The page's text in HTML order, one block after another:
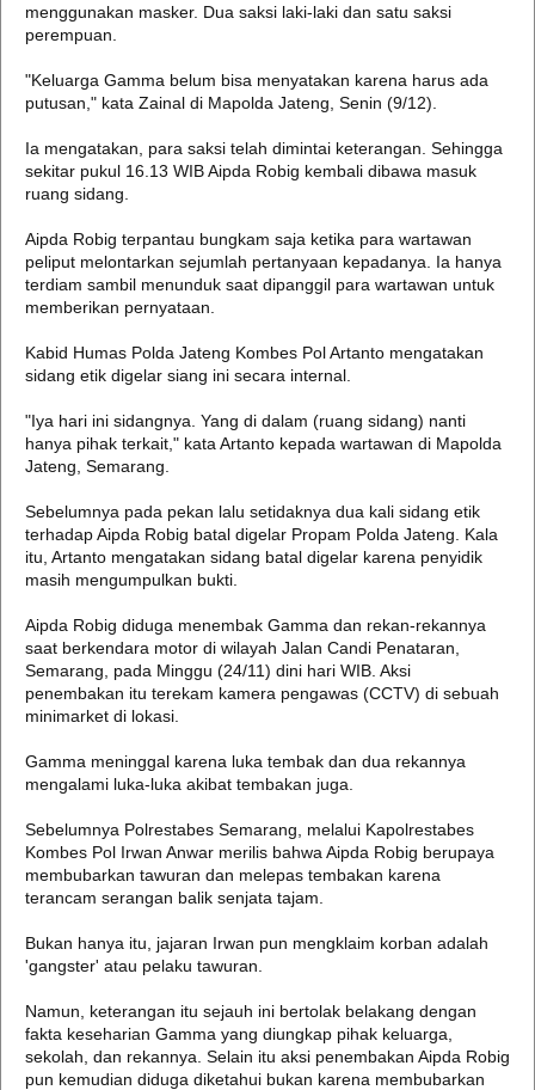
menggunakan masker. Dua saksi laki-laki dan satu saksi
perempuan.
"Keluarga Gamma belum bisa menyatakan karena harus ada
putusan," kata Zainal di Mapolda Jateng, Senin (9/12).
Ia mengatakan, para saksi telah dimintai keterangan. Sehingga
sekitar pukul 16.13 WIB Aipda Robig kembali dibawa masuk
ruang sidang.
Aipda Robig terpantau bungkam saja ketika para wartawan
peliput melontarkan sejumlah pertanyaan kepadanya. Ia hanya
terdiam sambil menunduk saat dipanggil para wartawan untuk
memberikan pernyataan.
Kabid Humas Polda Jateng Kombes Pol Artanto mengatakan
sidang etik digelar siang ini secara internal.
"Iya hari ini sidangnya. Yang di dalam (ruang sidang) nanti
hanya pihak terkait," kata Artanto kepada wartawan di Mapolda
Jateng, Semarang.
Sebelumnya pada pekan lalu setidaknya dua kali sidang etik
terhadap Aipda Robig batal digelar Propam Polda Jateng. Kala
itu, Artanto mengatakan sidang batal digelar karena penyidik
masih mengumpulkan bukti.
Aipda Robig diduga menembak Gamma dan rekan-rekannya
saat berkendara motor di wilayah Jalan Candi Penataran,
Semarang, pada Minggu (24/11) dini hari WIB. Aksi
penembakan itu terekam kamera pengawas (CCTV) di sebuah
minimarket di lokasi.
Gamma meninggal karena luka tembak dan dua rekannya
mengalami luka-luka akibat tembakan juga.
Sebelumnya Polrestabes Semarang, melalui Kapolrestabes
Kombes Pol Irwan Anwar merilis bahwa Aipda Robig berupaya
membubarkan tawuran dan melepas tembakan karena
terancam serangan balik senjata tajam.
Bukan hanya itu, jajaran Irwan pun mengklaim korban adalah
'gangster' atau pelaku tawuran.
Namun, keterangan itu sejauh ini bertolak belakang dengan
fakta keseharian Gamma yang diungkap pihak keluarga,
sekolah, dan rekannya. Selain itu aksi penembakan Aipda Robig
pun kemudian diduga diketahui bukan karena membubarkan